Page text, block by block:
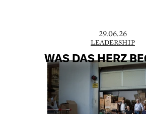
29.06.26
LEADERSHIP
WAS DAS HERZ